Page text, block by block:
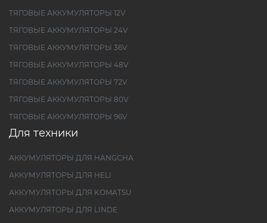
ТЯГОВЫЕ АККУМУЛЯТОРЫ 12V
ТЯГОВЫЕ АККУМУЛЯТОРЫ 24V
ТЯГОВЫЕ АККУМУЛЯТОРЫ 36V
ТЯГОВЫЕ АККУМУЛЯТОРЫ 48V
ТЯГОВЫЕ АККУМУЛЯТОРЫ 72V
ТЯГОВЫЕ АККУМУЛЯТОРЫ 80V
ТЯГОВЫЕ АККУМУЛЯТОРЫ 96V
Для техники
АККУМУЛЯТОРЫ ДЛЯ HANGCHA
АККУМУЛЯТОРЫ ДЛЯ HELI
АККУМУЛЯТОРЫ ДЛЯ KOMATSU
АККУМУЛЯТОРЫ ДЛЯ LINDE